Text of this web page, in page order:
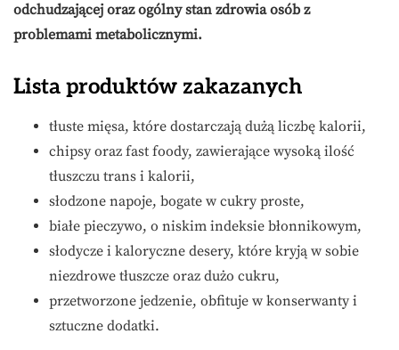
odchudzającej oraz ogólny stan zdrowia osób z
problemami metabolicznymi.
Lista produktów zakazanych
tłuste mięsa, które dostarczają dużą liczbę kalorii,
chipsy oraz fast foody, zawierające wysoką ilość
tłuszczu trans i kalorii,
słodzone napoje, bogate w cukry proste,
białe pieczywo, o niskim indeksie błonnikowym,
słodycze i kaloryczne desery, które kryją w sobie
niezdrowe tłuszcze oraz dużo cukru,
przetworzone jedzenie, obfituje w konserwanty i
sztuczne dodatki.